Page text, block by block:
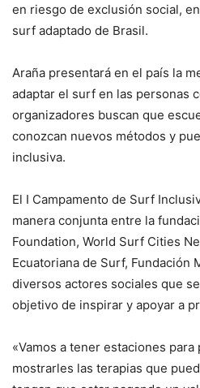
en riesgo de exclusión social,
surf adaptado de Brasil.
Araña presentará en el país la
adaptar el surf en las personas
organizadores buscan que
conozcan nuevos métodos y
inclusiva.
El I Campamento de Surf
manera conjunta entre la
Foundation, World Surf Cities
Ecuatoriana de Surf, Fundación
diversos actores sociales que
objetivo de inspirar y apoyar a
«Vamos a tener estaciones
mostrarles las terapias que